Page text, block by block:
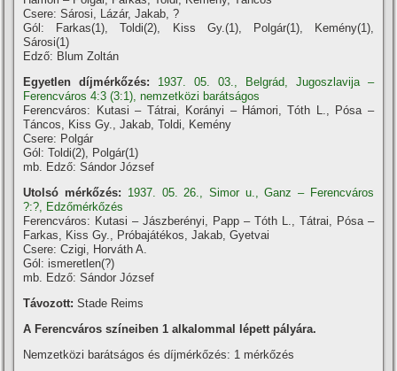
Csere: Sárosi, Lázár, Jakab, ?
Gól: Farkas(1), Toldi(2), Kiss Gy.(1), Polgár(1), Kemény(1),
Sárosi(1)
Edző: Blum Zoltán
Egyetlen díjmérkőzés:
1937. 05. 03., Belgrád, Jugoszlavija –
Ferencváros 4:3 (3:1), nemzetközi barátságos
Ferencváros: Kutasi – Tátrai, Korányi – Hámori, Tóth L., Pósa –
Táncos, Kiss Gy., Jakab, Toldi, Kemény
Csere: Polgár
Gól: Toldi(2), Polgár(1)
mb. Edző: Sándor József
Utolsó mérkőzés: 1937. 05. 26., Simor u., Ganz – Ferencváros
?:?, Edzőmérkőzés
Ferencváros: Kutasi – Jászberényi, Papp – Tóth L., Tátrai, Pósa –
Farkas, Kiss Gy., Próbajátékos, Jakab, Gyetvai
Csere: Czigi, Horváth A.
Gól: ismeretlen(?)
mb. Edző: Sándor József
Távozott: Stade Reims
A Ferencváros szí­neiben 1 alkalommal lépett pályára.
Nemzetközi barátságos és dí­jmérkőzés: 1 mérkőzés